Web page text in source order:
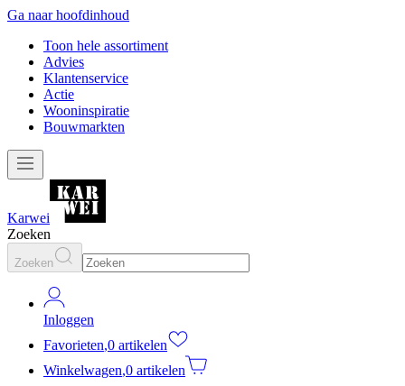
Ga naar hoofdinhoud
Toon hele assortiment
Advies
Klantenservice
Actie
Wooninspiratie
Bouwmarkten
Karwei
Zoeken
Zoeken
Inloggen
Favorieten,0 artikelen
Winkelwagen,0 artikelen